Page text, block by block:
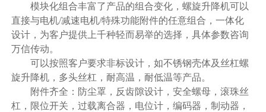
模块化组合丰富了产品的组合变化，螺旋升降机可以
直接与电机/减速电机/特殊功能附件的任意组合，一体化
设计，为客户提供上千种轻而易举的选择，具体参数咨询
万信传动。
可以按照客户要求非标设计，如不锈钢壳体及丝杠螺
旋升降机，多头丝杠，耐高温，耐低温等产品。
附件齐全：防尘罩，反齿隙设计，安全螺母，滚珠丝
杠，限位开关，过载离合器，电位计，编码器，制动器，